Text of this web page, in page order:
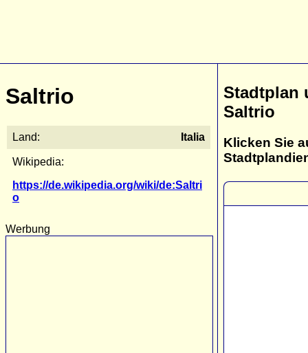
Saltrio
Land: Italia
Wikipedia:
https://de.wikipedia.org/wiki/de:Saltri
o
Werbung
Stadtplan
Saltrio
Klicken Sie